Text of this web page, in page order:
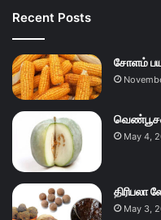
Recent Posts
சோளம்
May 4,
திரிபலா
May 3,